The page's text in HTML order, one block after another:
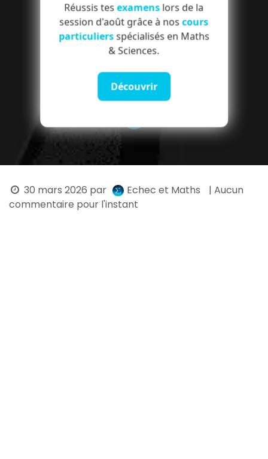
30 mars 2026 par Echec et Maths
| Aucun
commentaire pour l'instant
Réussis tesexamens lors de la
session d'août grâce à noscours
particuliers spécialisés en Maths
& Sciences.
Découvrir